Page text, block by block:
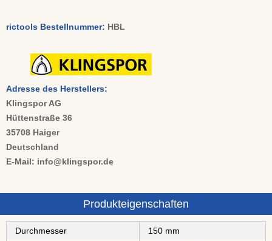
rictools Bestellnummer: HBL
Adresse des Herstellers:
Klingspor AG
Hüttenstraße 36
35708 Haiger
Deutschland
E-Mail: info@klingspor.de
Produkteigenschaften
Durchmesser
150 mm